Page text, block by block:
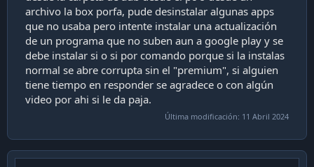
archivo la box porfa, pude desinstalar algunas apps
que no usaba pero intente instalar una actualización
de un programa que no suben aun a google play y se
debe instalar si o si por comando porque si la instalas
normal se abre corrupta sin el "premium", si alguien
tiene tiempo en responder se agradece o con algún
video por ahi si le da paja.
Última modificación: 11 Abril 2024